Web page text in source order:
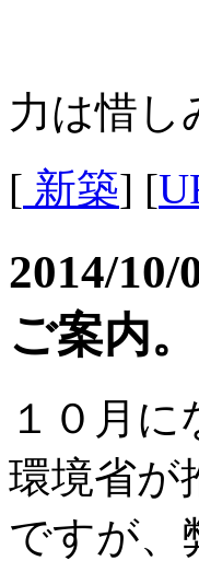
力は惜し
[ 新築] [
2014/
ご案内。
１０月に
環境省が
ですが、